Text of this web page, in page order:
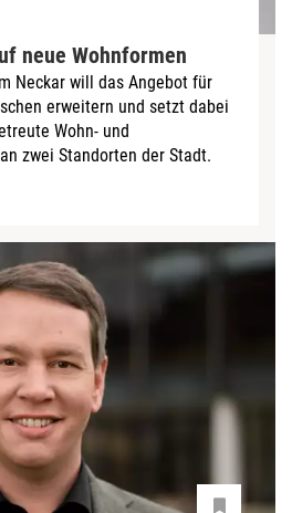
neue Wohnformen
Neckar will das Angebot für
erweitern und setzt dabei
Wohn- und
zwei Standorten der Stadt.